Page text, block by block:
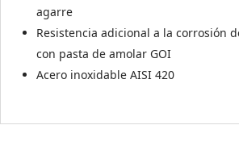
agarre
Resistencia adicional a la corrosión
con pasta de amolar GOI
Acero inoxidable AISI 420